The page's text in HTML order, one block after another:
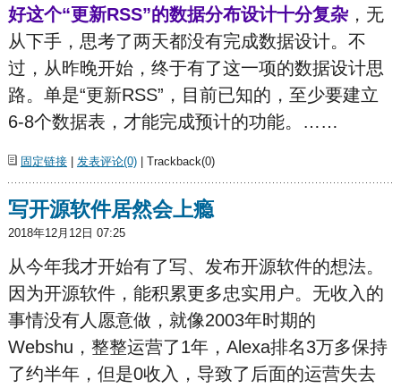
好这个“更新RSS”的数据分布设计十分复杂，无
从下手，思考了两天都没有完成数据设计。不
过，从昨晚开始，终于有了这一项的数据设计思
路。单是“更新RSS”，目前已知的，至少要建立
6-8个数据表，才能完成预计的功能。……
固定链接| 发表评论(0)| Trackback(0)
写开源软件居然会上瘾
2018年12月12日 07:25
从今年我才开始有了写、发布开源软件的想法。
因为开源软件，能积累更多忠实用户。无收入的
事情没有人愿意做，就像2003年时期的
Webshu，整整运营了1年，Alexa排名3万多保持
了约半年，但是0收入，导致了后面的运营失去